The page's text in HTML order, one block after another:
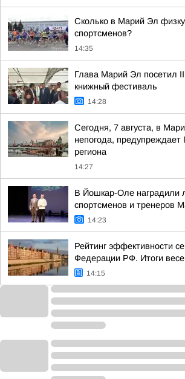
Сколько в Марий Эл
спортсменов?
14:35
Глава Марий Эл посетил
книжный фестиваль
14:28
Сегодня, 7 августа, в
непогода, предупреждает
региона
14:27
В Йошкар-Оле наградили
спортсменов и тренеров
14:23
Рейтинг эффективности
Федерации РФ. Итоги
14:15